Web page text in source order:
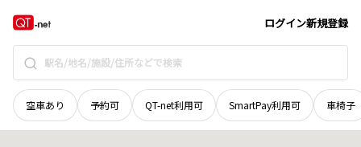
ログイン新規登録
空車あり 予約可 QT-net利用可 SmartPay利用可 車椅子
山口県